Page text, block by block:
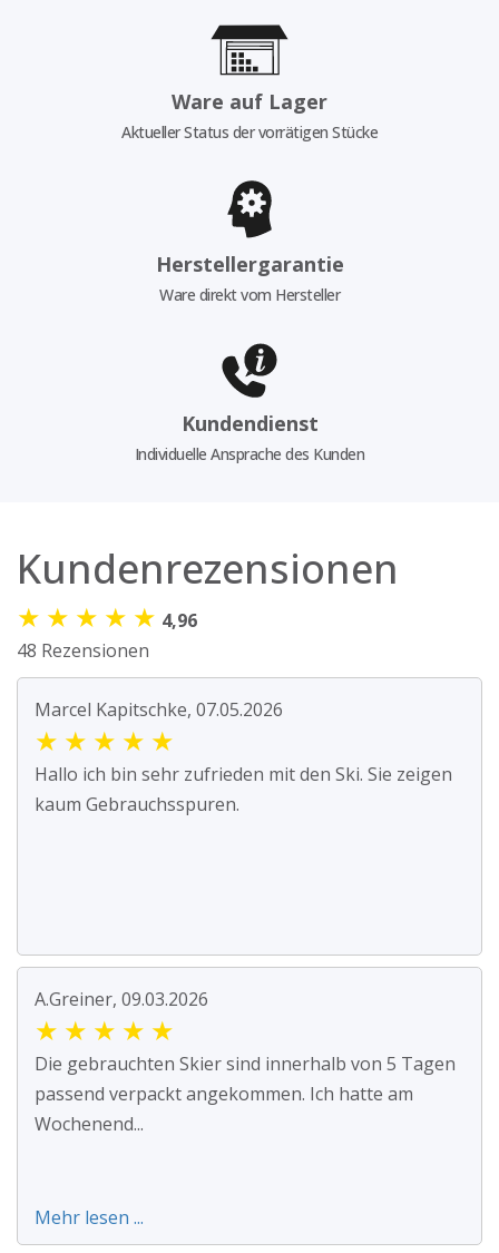
Ware auf Lager
Aktueller Status der vorrätigen Stücke
Herstellergarantie
Ware direkt vom Hersteller
Kundendienst
Individuelle Ansprache des Kunden
Kundenrezensionen
★ ★ ★ ★ ★ 4,96
48 Rezensionen
Marcel Kapitschke, 07.05.2026
★ ★ ★ ★ ★
Hallo ich bin sehr zufrieden mit den Ski. Sie zeigen
kaum Gebrauchsspuren.
A.Greiner, 09.03.2026
★ ★ ★ ★ ★
Die gebrauchten Skier sind innerhalb von 5 Tagen
passend verpackt angekommen. Ich hatte am
Wochenend...
Mehr lesen ...